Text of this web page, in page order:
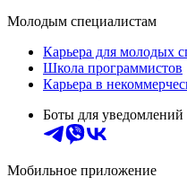
Молодым специалистам
Карьера для молодых
Школа программистов
Карьера в
Боты для уведомлений
Мобильное приложение